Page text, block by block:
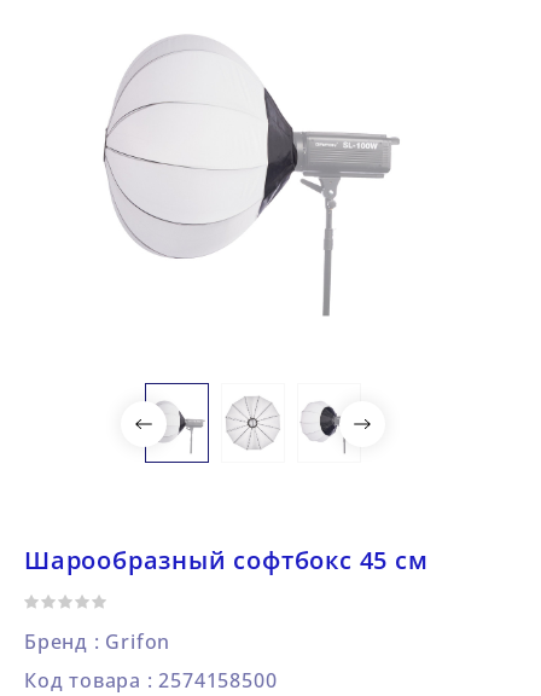
Шарообразный софтбокс 45 см
Бренд : Grifon
Код товара : 2574158500